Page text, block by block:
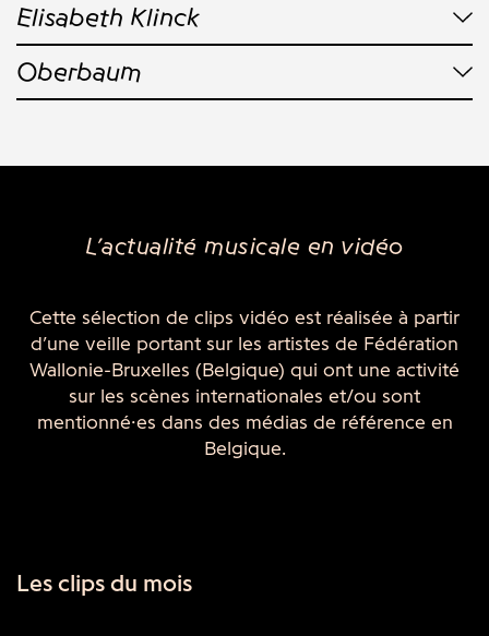
Elisabeth Klinck
Oberbaum
L’actualité musicale en vidéo
Cette sélection de clips vidéo est réalisée à partir
d’une veille portant sur les artistes de Fédération
Wallonie-Bruxelles (Belgique) qui ont une activité
sur les scènes internationales et/ou sont
mentionné·es dans des médias de référence en
Belgique.
Les clips du mois